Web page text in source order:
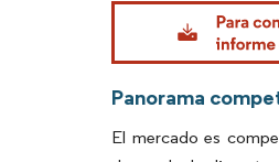
Imagen © Mordor
Panorama
El mercado es